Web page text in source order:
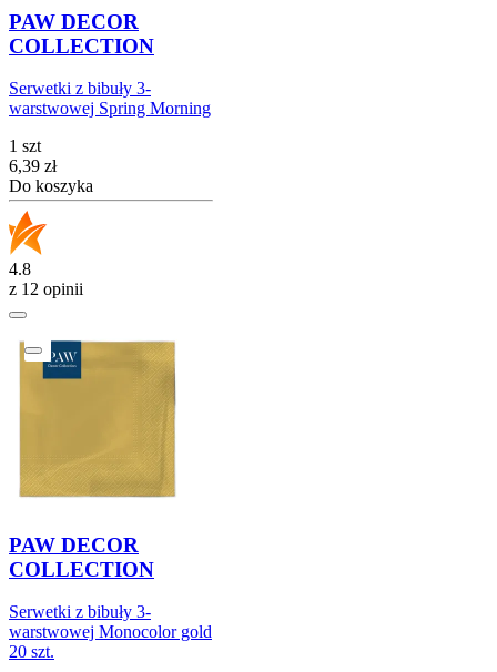
PAW DECOR
COLLECTION
Serwetki z bibuły 3-
warstwowej Spring Morning
1 szt
Cena
6,39 zł
Do koszyka
4.8
z 12 opinii
PAW DECOR
COLLECTION
Serwetki z bibuły 3-
warstwowej Monocolor gold
20 szt.